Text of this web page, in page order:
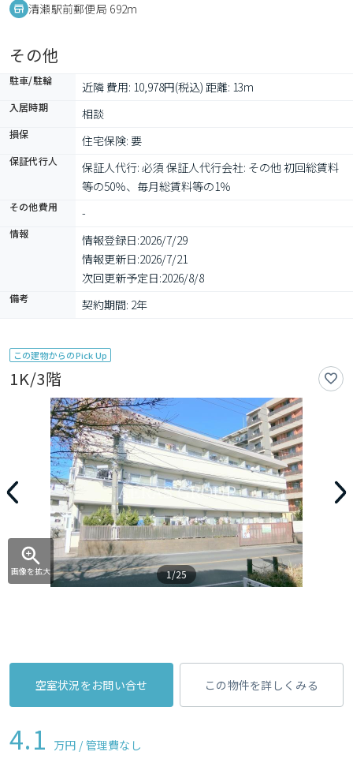
清瀬駅前郵便局 692m
その他
駐車/駐輪 近隣 費用: 10,978円(税込) 距離: 13m
入居時期 相談
損保 住宅保険: 要
保証代行人
保証人代行: 必須 保証人代行会社: その他 初回総賃料
等の50％、毎月総賃料等の1％
その他費用 -
情報 情報登録日:2026/7/29
情報更新日:2026/7/21
次回更新予定日:2026/8/8
備考 契約期間: 2年
この建物からのPick Up
1K/3階
画像を拡大 1/25
空室状況をお問い合せ この物件を詳しくみる
4.1 万円 / 管理費なし